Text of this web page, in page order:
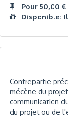
Pour 50,00
Disponible:
Contrepartie
mécène du
communication
du projet ou de